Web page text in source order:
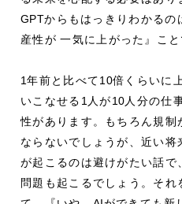
GPTからもはっきりわかるの
産性が 一気に上がった』こと
1年前と比べて10倍くらいに
いこなせる 1人が10人分の仕
性があります。もちろん規制
ならないでしょうが、近い将
が起こるのは避けがたい話で
問題も起こるでしょう。それ